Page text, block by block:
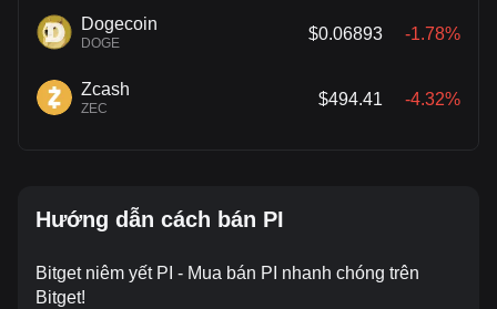
Dogecoin
DOGE
$0.06893 -1.78%
Zcash
ZEC
$494.41 -4.32%
Hướng dẫn cách bán PI
Bitget niêm yết PI - Mua bán PI nhanh chóng trên
Bitget!